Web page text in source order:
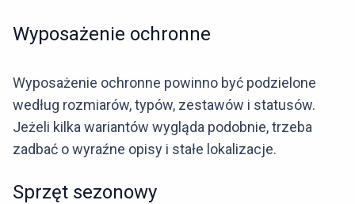
Wyposażenie ochronne
Wyposażenie ochronne powinno być podzielone
według rozmiarów, typów, zestawów i statusów.
Jeżeli kilka wariantów wygląda podobnie, trzeba
zadbać o wyraźne opisy i stałe lokalizacje.
Sprzęt sezonowy